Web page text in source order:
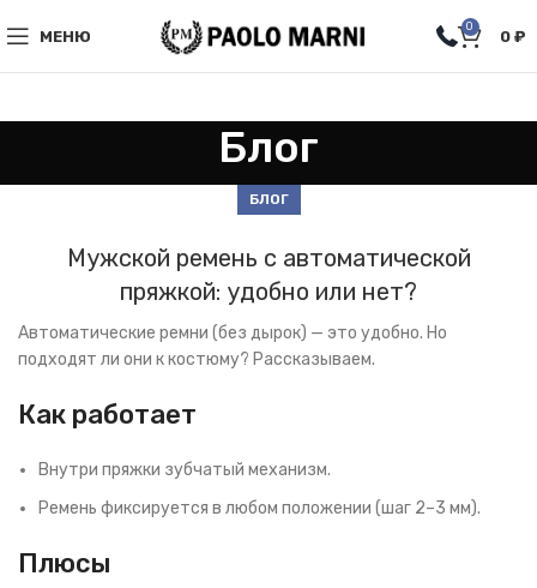
МЕНЮ
0
0 ₽
Блог
БЛОГ
Мужской ремень с автоматической
пряжкой: удобно или нет?
Автоматические ремни (без дырок) — это удобно. Но
подходят ли они к костюму? Рассказываем.
Как работает
Внутри пряжки зубчатый механизм.
Ремень фиксируется в любом положении (шаг 2–3 мм).
Плюсы